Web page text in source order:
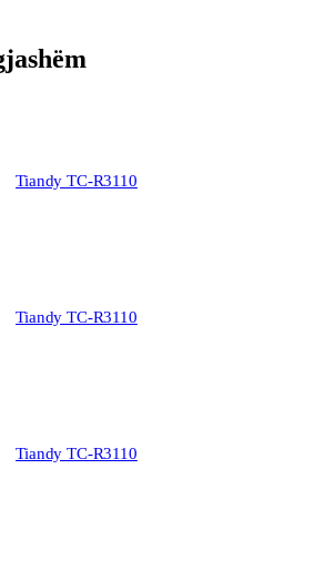
Tiandy TC-R3110
Tiandy TC-R3110
Tiandy TC-R3110